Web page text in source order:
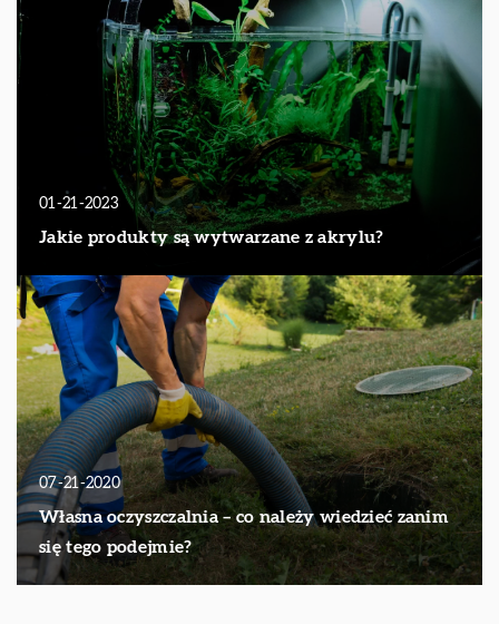
01-21-2023
Jakie produkty są wytwarzane z akrylu?
07-21-2020
Własna oczyszczalnia – co należy wiedzieć zanim
się tego podejmie?